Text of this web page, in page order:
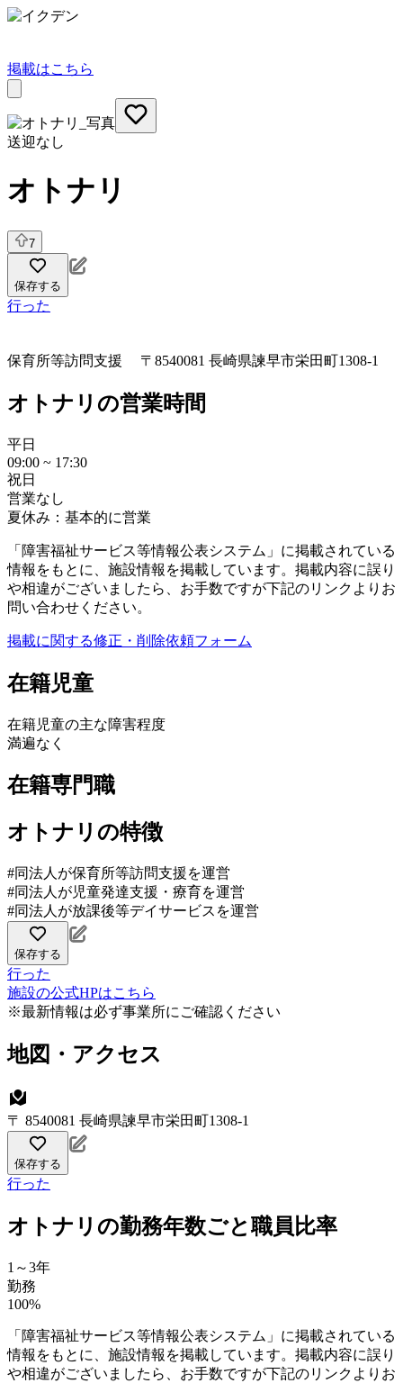
掲載はこちら
送迎なし
オトナリ
7
保存する
行った
保育所等訪問支援 〒8540081 長崎県諫早市栄田町1308-1
オトナリの営業時間
平日
09:00 ~ 17:30
祝日
営業なし
夏休み：基本的に営業
「障害福祉サービス等情報公表システム」に掲載されている
情報をもとに、施設情報を掲載しています。掲載内容に誤り
や相違がございましたら、お手数ですが下記のリンクよりお
問い合わせください。
掲載に関する修正・削除依頼フォーム
在籍児童
在籍児童の主な障害程度
満遍なく
在籍専門職
オトナリの特徴
#同法人が保育所等訪問支援を運営
#同法人が児童発達支援・療育を運営
#同法人が放課後等デイサービスを運営
保存する
行った
施設の公式HPはこちら
※最新情報は必ず事業所にご確認ください
地図・アクセス
〒 8540081 長崎県諫早市栄田町1308-1
保存する
行った
オトナリの勤務年数ごと職員比率
1～3年
勤務
100%
「障害福祉サービス等情報公表システム」に掲載されている
情報をもとに、施設情報を掲載しています。掲載内容に誤り
や相違がございましたら、お手数ですが下記のリンクよりお